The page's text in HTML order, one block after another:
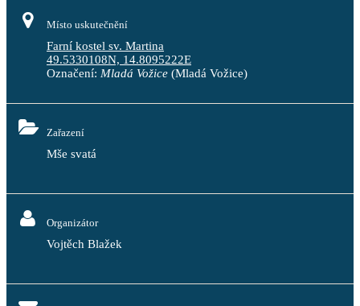
Místo uskutečnění
Farní kostel sv. Martina
49.5330108N, 14.8095222E
Označení: Mladá Vožice (Mladá Vožice)
Zařazení
Mše svatá
Organizátor
Vojtěch Blažek